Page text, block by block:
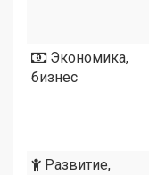
Экономика,
бизнес
Развитие,